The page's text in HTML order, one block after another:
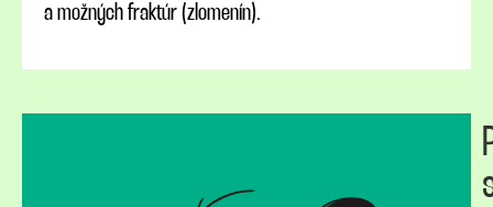
a možných fraktúr (zlomenín).